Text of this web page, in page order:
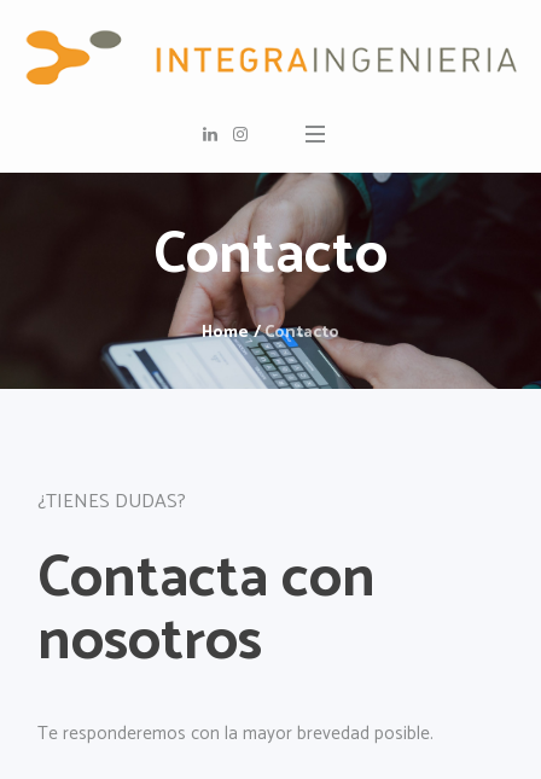
Contacto
Home/Contacto
¿TIENES DUDAS?
Contacta con
nosotros
Te responderemos con la mayor brevedad posible.